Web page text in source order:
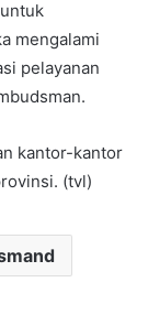
mengalami
pelayanan
kantor-kantor
(tvl)